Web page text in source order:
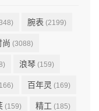
腕表 (2199)
尚 (3088)
浪琴 (159)
百年灵 (169)
(159) 精工 (185)